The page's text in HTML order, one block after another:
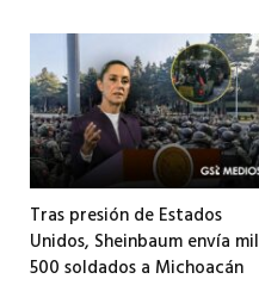
Tras presión de Estados
Unidos, Sheinbaum envía mil
500 soldados a Michoacán